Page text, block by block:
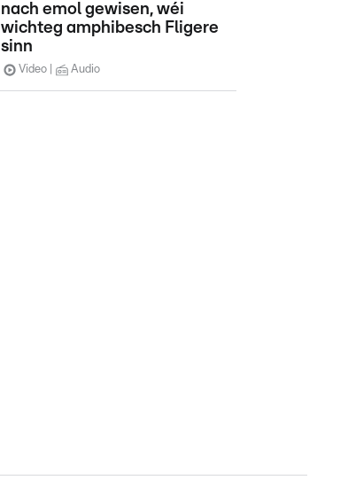
nach emol gewisen, wéi
wichteg amphibesch Fligere
sinn
Video Audio